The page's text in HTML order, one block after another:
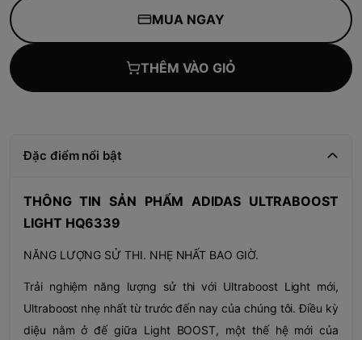
MUA NGAY
THÊM VÀO GIỎ
Đặc điểm nổi bật
THÔNG TIN SẢN PHẨM ADIDAS ULTRABOOST
LIGHT HQ6339
NĂNG LƯỢNG SỬ THI. NHẸ NHẤT BAO GIỜ.
Trải nghiệm năng lượng sử thi với Ultraboost Light mới,
Ultraboost nhẹ nhất từ trước đến nay của chúng tôi. Điều kỳ
diệu nằm ở đế giữa Light BOOST, một thế hệ mới của